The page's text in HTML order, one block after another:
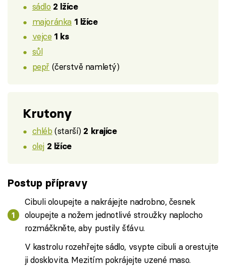
sádlo 2 lžíce
majoránka 1 lžíce
vejce 1 ks
sůl
pepř (čerstvě namletý)
Krutony
chléb (starší) 2 krajíce
olej 2 lžíce
Postup přípravy
Cibuli oloupejte a nakrájejte nadrobno, česnek
oloupejte a nožem jednotlivé stroužky naplocho
rozmáčkněte, aby pustily šťávu.
V kastrolu rozehřejte sádlo, vsypte cibuli a orestujte
ji dosklovita. Mezitím pokrájejte uzené maso.